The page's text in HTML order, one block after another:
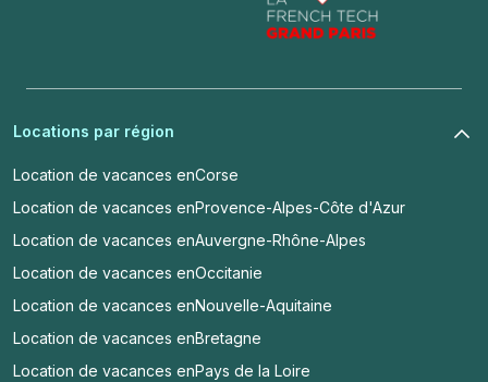
Locations par région
Location de vacances enCorse
Location de vacances enProvence-Alpes-Côte d'Azur
Location de vacances enAuvergne-Rhône-Alpes
Location de vacances enOccitanie
Location de vacances enNouvelle-Aquitaine
Location de vacances enBretagne
Location de vacances enPays de la Loire